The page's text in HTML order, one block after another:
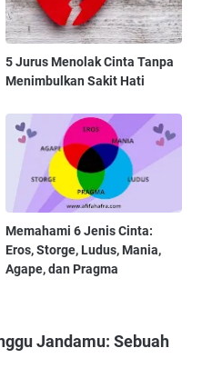
5 Jurus Menolak Cinta Tanpa
Menimbulkan Sakit Hati
Memahami 6 Jenis Cinta:
Eros, Storge, Ludus, Mania,
Agape, dan Pragma
Jandamu: Sebuah